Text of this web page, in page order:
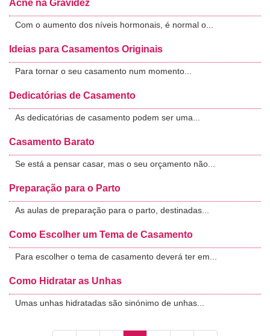
Acne na Gravidez
Com o aumento dos níveis hormonais, é normal o...
Ideias para Casamentos Originais
Para tornar o seu casamento num momento...
Dedicatórias de Casamento
As dedicatórias de casamento podem ser uma...
Casamento Barato
Se está a pensar casar, mas o seu orçamento não...
Preparação para o Parto
As aulas de preparação para o parto, destinadas...
Como Escolher um Tema de Casamento
Para escolher o tema de casamento deverá ter em...
Como Hidratar as Unhas
Umas unhas hidratadas são sinónimo de unhas...